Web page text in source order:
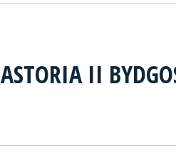
ASTORIA II